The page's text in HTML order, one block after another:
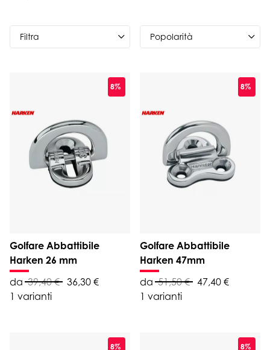
Filtra
8%
Golfare Abbattibile
Harken 26 mm
da 39,40 € 36,30 €
1 varianti
8%
Golfare Abbattibile
Harken 47mm
da 51,50 € 47,40 €
1 varianti
8% 8%